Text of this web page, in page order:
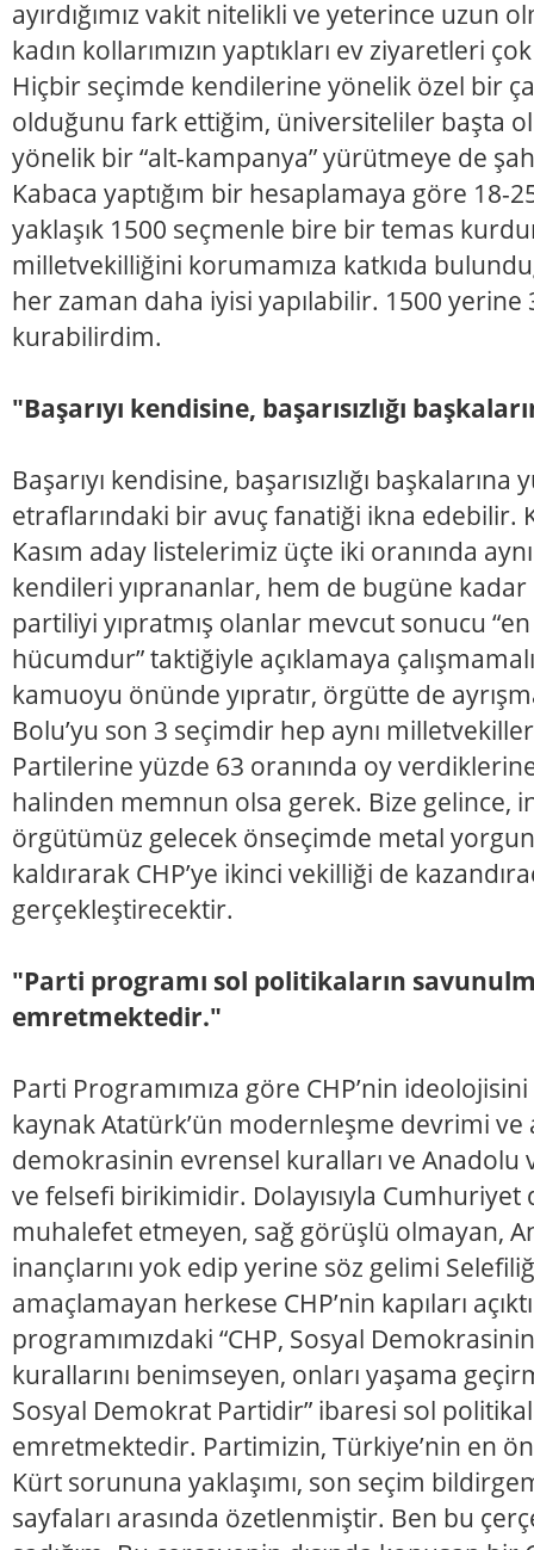
ayırdığımız vakit nitelikli ve yeterince uzun
kadın kollarımızın yaptıkları ev ziyaretleri
Hiçbir seçimde kendilerine yönelik özel bir
olduğunu fark ettiğim, üniversiteliler başta
yönelik bir “alt-kampanya” yürütmeye de
Kabaca yaptığım bir hesaplamaya göre 18-
yaklaşık 1500 seçmenle bire bir temas
milletvekilliğini korumamıza katkıda
her zaman daha iyisi yapılabilir. 1500 yerine
kurabilirdim.
"Başarıyı kendisine, başarısızlığı
Başarıyı kendisine, başarısızlığı
etraflarındaki bir avuç fanatiği ikna edebilir.
Kasım aday listelerimiz üçte iki oranında
kendileri yıprananlar, hem de bugüne
partiliyi yıpratmış olanlar mevcut sonucu
hücumdur” taktiğiyle açıklamaya
kamuoyu önünde yıpratır, örgütte de
Bolu’yu son 3 seçimdir hep aynı
Partilerine yüzde 63 oranında oy
halinden memnun olsa gerek. Bize gelince,
örgütümüz gelecek önseçimde metal
kaldırarak CHP’ye ikinci vekilliği de
gerçekleştirecektir.
"Parti programı sol politikaların
emretmektedir."
Parti Programımıza göre CHP’nin
kaynak Atatürk’ün modernleşme devrimi ve
demokrasinin evrensel kuralları ve Anadolu
ve felsefi birikimidir. Dolayısıyla
muhalefet etmeyen, sağ görüşlü olmayan,
inançlarını yok edip yerine söz gelimi
amaçlamayan herkese CHP’nin kapıları
programımızdaki “CHP, Sosyal
kurallarını benimseyen, onları yaşama
Sosyal Demokrat Partidir” ibaresi sol
emretmektedir. Partimizin, Türkiye’nin en
Kürt sorununa yaklaşımı, son seçim
sayfaları arasında özetlenmiştir. Ben bu